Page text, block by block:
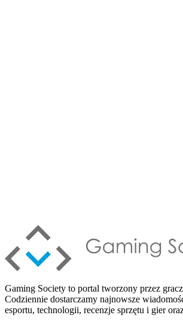
Gaming Society to portal tworzony przez
Codziennie dostarczamy najnowsze
esportu, technologii, recenzje sprzętu i gier